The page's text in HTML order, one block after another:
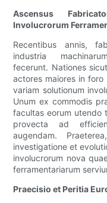
Ascensus
Involucrorum
Recentibus annis,
industria
fecerunt. Nationes
actores maiores in
variam solutionum
Unum ex commodis
facultas eorum utendo
provecta ad
augendam.
investigatione et
involucrorum nova
ferramentariarum
Praecisio et Peritia